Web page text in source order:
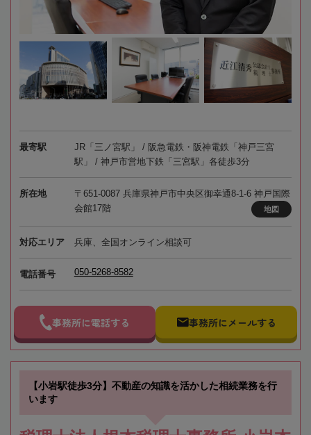
最寄駅
JR「三ノ宮駅」 / 阪急電鉄・阪神電鉄「神戸三宮
駅」 / 神戸市営地下鉄「三宮駅」各徒歩3分
所在地
〒651-0087 兵庫県神戸市中央区御幸通8-1-6 神戸国際
会館17階
地図
対応エリア 兵庫、全国オンライン相談可
電話番号 050-5268-8582
事務所に電話する 事務所にメールする
【小岩駅徒歩3分】不動産の知識を活かした相続業務を行
います